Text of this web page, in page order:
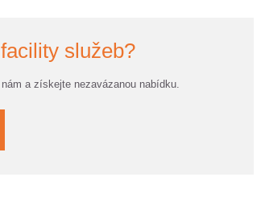
služeb?
a získejte nezavázanou nabídku.